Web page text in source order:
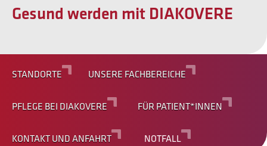
Gesund werden mit DIAKOVERE
STANDORTE UNSERE FACHBEREICHE
PFLEGE BEI DIAKOVERE FÜR PATIENT*INNEN
KONTAKT UND ANFAHRT NOTFALL